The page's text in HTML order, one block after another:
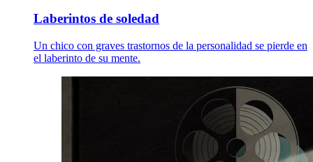
Laberintos de soledad
Un chico con graves trastornos de la personalidad se pierde en
el laberinto de su mente.